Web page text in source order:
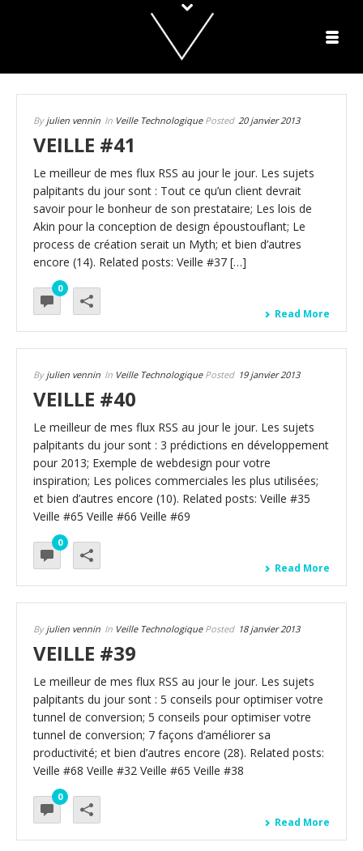
By julien vennin In Veille TechnologiquePosted 20 janvier 2013
VEILLE #41
Le meilleur de mes flux RSS au jour le jour. Les sujets
palpitants du jour sont : Tout ce qu’un client devrait
savoir pour le bonheur de son prestataire; Les lois de
Akin pour la conception de design époustouflant; Le
process de création serait un Myth; et bien d’autres
encore (14). Related posts: Veille #37 […]
0
Read More
By julien vennin In Veille TechnologiquePosted 19 janvier 2013
VEILLE #40
Le meilleur de mes flux RSS au jour le jour. Les sujets
palpitants du jour sont : 3 prédictions en développement
pour 2013; Exemple de webdesign pour votre
inspiration; Les polices commerciales les plus utilisées;
et bien d’autres encore (10). Related posts: Veille #35
Veille #65 Veille #66 Veille #69
0
Read More
By julien vennin In Veille TechnologiquePosted 18 janvier 2013
VEILLE #39
Le meilleur de mes flux RSS au jour le jour. Les sujets
palpitants du jour sont : 5 conseils pour optimiser votre
tunnel de conversion; 5 conseils pour optimiser votre
tunnel de conversion; 7 façons d’améliorer sa
productivité; et bien d’autres encore (28). Related posts:
Veille #68 Veille #32 Veille #65 Veille #38
0
Read More